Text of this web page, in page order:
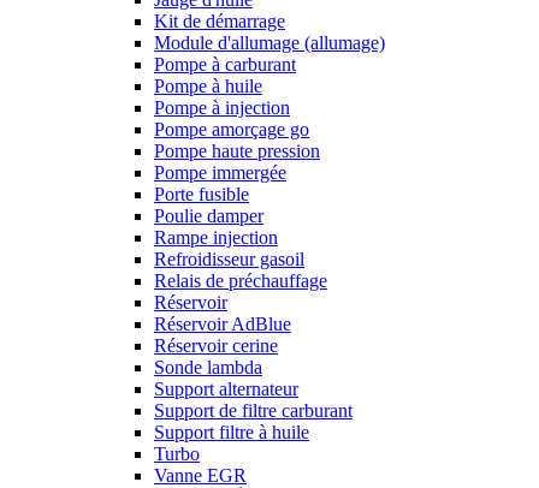
Kit de démarrage
Module d'allumage (allumage)
Pompe à carburant
Pompe à huile
Pompe à injection
Pompe amorçage go
Pompe haute pression
Pompe immergée
Porte fusible
Poulie damper
Rampe injection
Refroidisseur gasoil
Relais de préchauffage
Réservoir
Réservoir AdBlue
Réservoir cerine
Sonde lambda
Support alternateur
Support de filtre carburant
Support filtre à huile
Turbo
Vanne EGR